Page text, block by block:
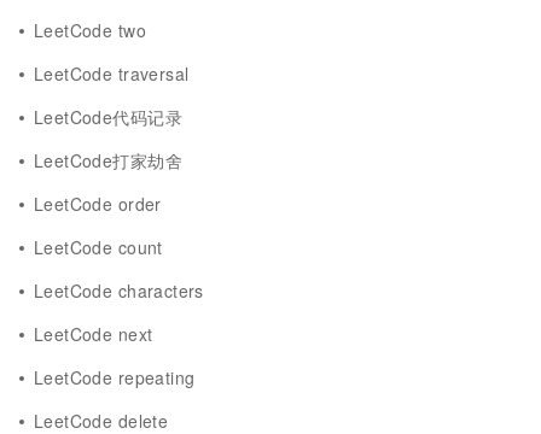
LeetCode two
LeetCode traversal
LeetCode代码记录
LeetCode打家劫舍
LeetCode order
LeetCode count
LeetCode characters
LeetCode next
LeetCode repeating
LeetCode delete